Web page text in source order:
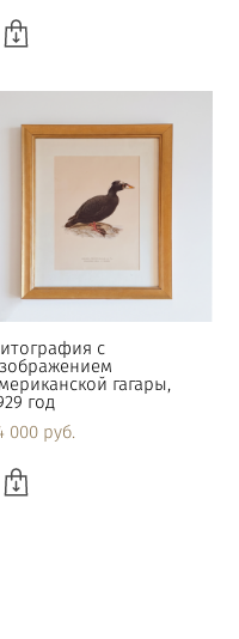
с
гагары,
год
000 pуб.